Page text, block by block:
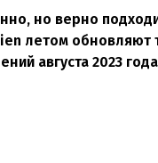
но верно
летом обновляют
августа 2023